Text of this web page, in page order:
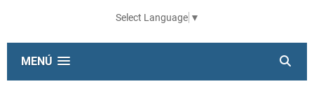
Select Language ▼
MENÚ